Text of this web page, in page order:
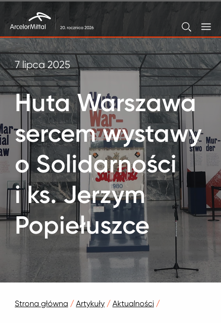
7 lipca 2025
Huta Warszawa
sercem wystawy
o Solidarności
i ks. Jerzym
Popiełuszce
Strona główna / Artykuły / Aktualności /